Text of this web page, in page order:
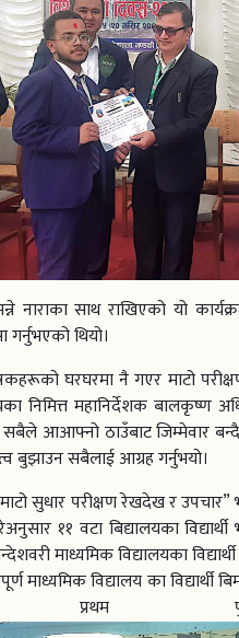
नाराका साथ राखिएको यो
गर्नुभएको थियो।
घरघरमा नै गएर माटो
निमित्त महानिर्देशक
आआफ्नो ठाउँबाट जिम्मेवार
बुझाउन सबैलाई आग्रह गर्नुभयो।
सुधार परीक्षण रेखदेख र उपचार”
११ वटा बिद्यालयका
माध्यमिक विद्यालयका
माध्यमिक विद्यालय का
प्रथम